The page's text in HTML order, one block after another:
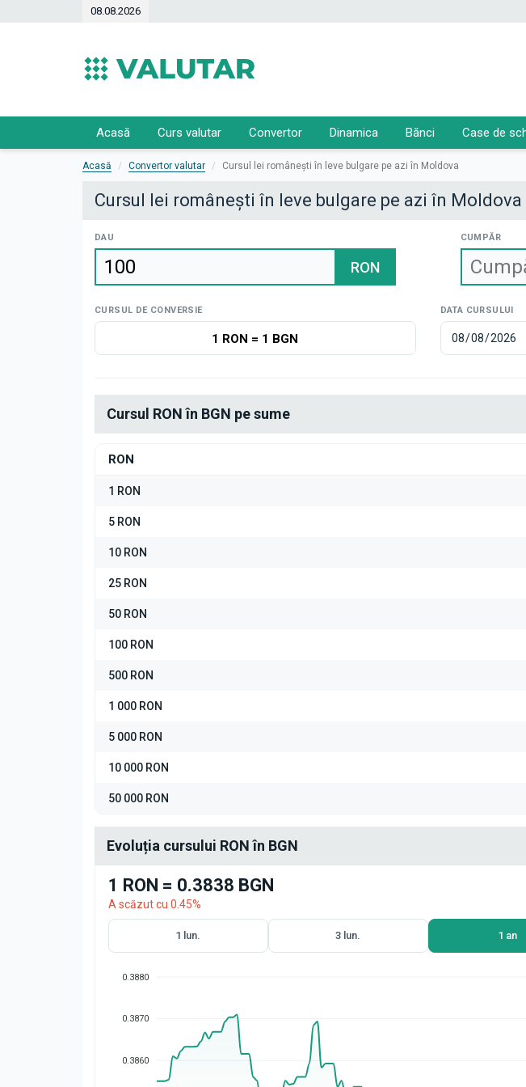
08.08.2026
Acasă Curs valutar Convertor Dinamica Bănci Case de
Acasă Convertor valutar Cursul lei românești în leve bulgare pe azi în Moldova
Cursul lei românești în leve bulgare pe azi în Moldova
DAU
RON
CUMPĂR
CURSUL DE CONVERSIE
1 RON = 1 BGN
DATA CURSULUI
Cursul RON în BGN pe sume
RON
1 RON
5 RON
10 RON
25 RON
50 RON
100 RON
500 RON
1 000 RON
5 000 RON
10 000 RON
50 000 RON
Evoluția cursului RON în BGN
1 RON = 0.3838 BGN
A scăzut cu 0.45%
1 lun. 3 lun. 1 an
0.3880
0.3870
0.3860